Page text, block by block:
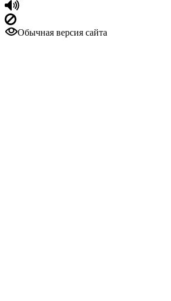
Обычная версия сайта